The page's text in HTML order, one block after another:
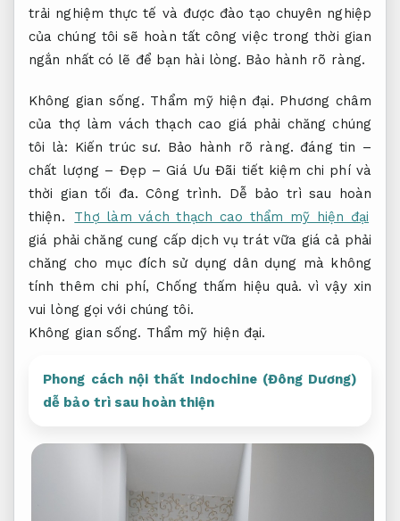
trải nghiệm thực tế và được đào tạo chuyên nghiệp
của chúng tôi sẽ hoàn tất công việc trong thời gian
ngắn nhất có lẽ để bạn hài lòng. Bảo hành rõ ràng.
Không gian sống. Thẩm mỹ hiện đại. Phương châm
của thợ làm vách thạch cao giá phải chăng chúng
tôi là: Kiến trúc sư. Bảo hành rõ ràng. đáng tin –
chất lượng – Đẹp – Giá Ưu Đãi tiết kiệm chi phí và
thời gian tối đa.Công trình.
Dễ bảo trì sau hoàn
thiện.
Thợ làm vách thạch cao thẩm mỹ hiện đại
giá phải chăng cung cấp dịch vụ trát vữa giá cả phải
chăng cho mục đích sử dụng dân dụng mà không
tính thêm chi phí, Chống thấm hiệu quả. vì vậy xin
vui lòng gọi với chúng tôi.
Không gian sống. Thẩm mỹ hiện đại.
Phong cách nội thất Indochine (Đông Dương)
dễ bảo trì sau hoàn thiện